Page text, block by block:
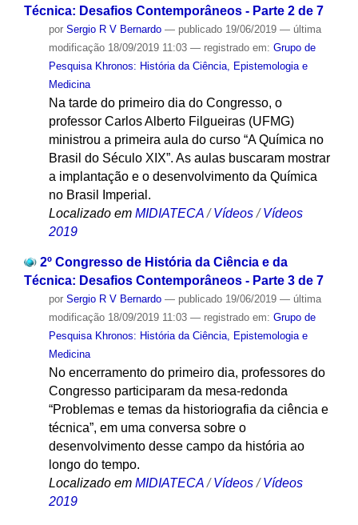
Técnica: Desafios Contemporâneos - Parte 2 de 7
por Sergio R V Bernardo — publicado19/06/2019 — última
modificação18/09/2019 11:03 — registrado em: Grupo de
Pesquisa Khronos: História da Ciência, Epistemologia e
Medicina
Na tarde do primeiro dia do Congresso, o
professor Carlos Alberto Filgueiras (UFMG)
ministrou a primeira aula do curso “A Química no
Brasil do Século XIX”. As aulas buscaram mostrar
a implantação e o desenvolvimento da Química
no Brasil Imperial.
Localizado em MIDIATECA /Vídeos /Vídeos
2019
2º Congresso de História da Ciência e da
Técnica: Desafios Contemporâneos - Parte 3 de 7
por Sergio R V Bernardo — publicado19/06/2019 — última
modificação18/09/2019 11:03 — registrado em: Grupo de
Pesquisa Khronos: História da Ciência, Epistemologia e
Medicina
No encerramento do primeiro dia, professores do
Congresso participaram da mesa-redonda
“Problemas e temas da historiografia da ciência e
técnica”, em uma conversa sobre o
desenvolvimento desse campo da história ao
longo do tempo.
Localizado em MIDIATECA / Vídeos / Vídeos
2019